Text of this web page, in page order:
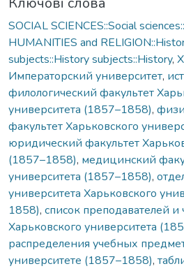
SOCIAL SCIENCES::Social
HUMANITIES and
subjects::History subjects::History,
Императорский университет,
филологический факультет
университета (1857–1858),
факультет Харьковского
юридический факультет
(1857–1858), медицинский
университета (1857–1858),
университета Харьковского
1858), список преподавателей
Харьковского университета
распределения учебных
университете (1857–1858),